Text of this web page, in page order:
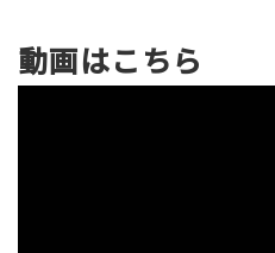
動画はこちら